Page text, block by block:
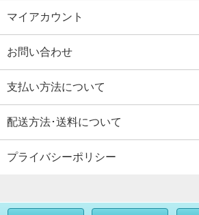
マイアカウント
お問い合わせ
支払い方法について
配送方法･送料について
プライバシーポリシー